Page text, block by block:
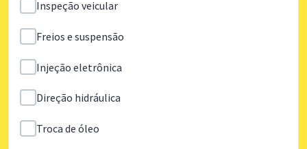
Inspeção veicular
Freios e suspensão
Injeção eletrônica
Direção hidráulica
Troca de óleo